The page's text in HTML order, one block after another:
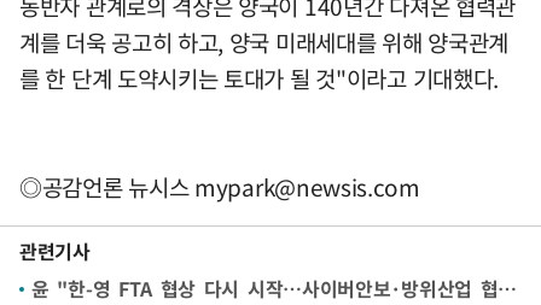
계를 더욱 공고히 하고, 양국 미래세대를 위해 양국관계
를 한 단계 도약시키는 토대가 될 것"이라고 기대했다.
◎공감언론 뉴시스mypark@newsis.com
관련기사
윤 "한-영 FTA 협상 다시 시작…사이버안보·방위산업 협력 구축"